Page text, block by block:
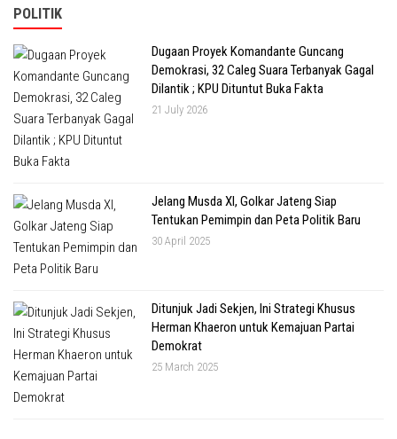
POLITIK
Dugaan Proyek Komandante Guncang
Demokrasi, 32 Caleg Suara Terbanyak Gagal
Dilantik ; KPU Dituntut Buka Fakta
21 July 2026
Jelang Musda XI, Golkar Jateng Siap
Tentukan Pemimpin dan Peta Politik Baru
30 April 2025
Ditunjuk Jadi Sekjen, Ini Strategi Khusus
Herman Khaeron untuk Kemajuan Partai
Demokrat
25 March 2025